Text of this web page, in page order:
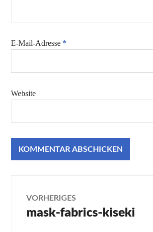
E-Mail-Adresse *
Website
VORHERIGES
Vorheriger
mask-fabrics-kiseki